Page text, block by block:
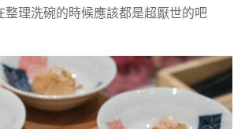
整理洗碗的時候應該都是超厭世的吧